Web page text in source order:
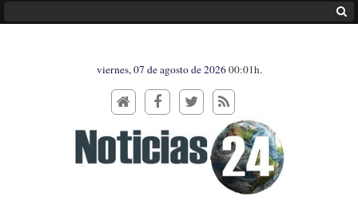
viernes, 07 de agosto de 202600:01h.